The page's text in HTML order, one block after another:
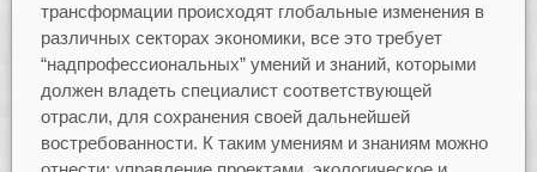
трансформации происходят глобальные изменения в
различных секторах экономики, все это требует
“надпрофессиональных” умений и знаний, которыми
должен владеть специалист соответствующей
отрасли, для сохранения своей дальнейшей
востребованности. К таким умениям и знаниям можно